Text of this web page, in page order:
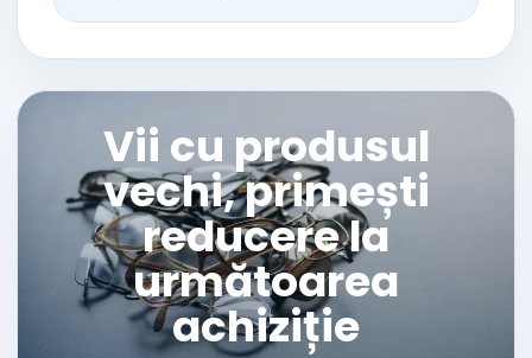
Vii cu produsul
vechi, primești
reducere la
următoarea
achiziție